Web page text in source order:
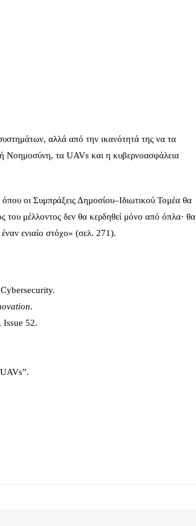
αλλά από την ικανότητά της να τα
Νοημοσύνη, τα UAVs και η κυβερνοασφάλεια
όπου οι Συμπράξεις Δημοσίου–Ιδιωτικού Τομέα θα
του μέλλοντος δεν θα κερδηθεί μόνο από όπλα· θα
ενιαίο στόχο» (σελ. 271).
.
, Issue 52.